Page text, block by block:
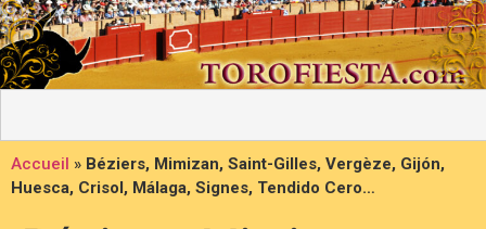
Accueil » Béziers, Mimizan, Saint-Gilles, Vergèze, Gijón,
Huesca, Crisol, Málaga, Signes, Tendido Cero…